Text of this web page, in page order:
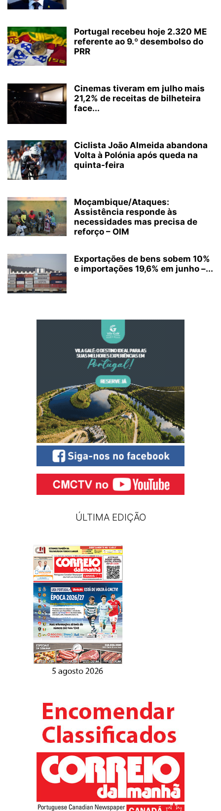
Portugal recebeu hoje 2.320 ME
referente ao 9.º desembolso do
PRR
Cinemas tiveram em julho mais
21,2% de receitas de bilheteira
face...
Ciclista João Almeida abandona
Volta à Polónia após queda na
quinta-feira
Moçambique/Ataques:
Assistência responde às
necessidades mas precisa de
reforço – OIM
Exportações de bens sobem 10%
e importações 19,6% em junho –...
ÚLTIMA EDIÇÃO